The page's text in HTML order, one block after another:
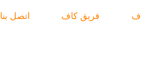
فريق كاف اتصل بنا